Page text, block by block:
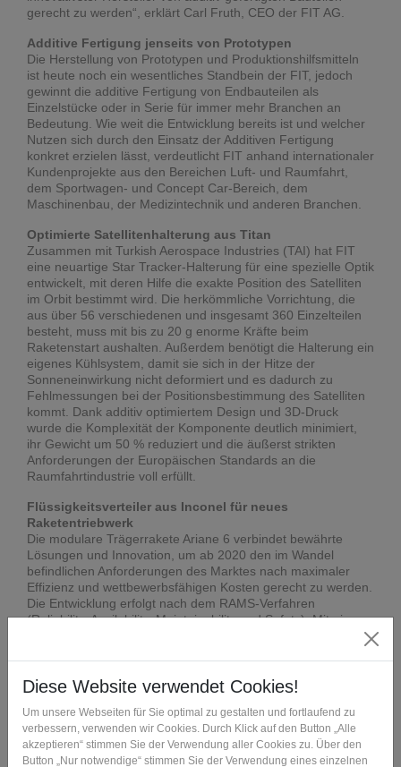
gerecht zu werden“, erklärt Carl Fruth, CEO der FIT AG.
Additive Fertigung jenseits von Prototypen
Die Herstellung von Prototypen und Produktionshilfsmitteln
ist heute noch ein wesentliches Standbein der FIT, jedoch
gewinnt die additive Fertigung von Endbauteilen als
Einzelstücke oder in Serie für immer mehr Branchen an
Bedeutung. Wie weit die Entwicklung bereits ist und welcher
Nutzen sich durch den Einsatz der Additiven Fertigung
konkret erzielen lässt, verdeutlicht FIT anhand internationaler
Kundenprojekte aus den Bereichen Luft- und Raumfahrt,
dem Sportwagen- und Concept Car-Bereich, dem
Maschinenbau, der Medizintechnik und anderen Branchen.
Optimierte Satellitenhalterung aus Titan
Zusammen mit Turkish Aerospace Industries (TAI) hat FIT
eine neuartige Star Tracker-Halterung für eine spezielle Optik
entwickelt, mit deren Hilfe die exakte Position des Satelliten
im Orbit bestimmt wird. Die herkömmliche Vorrichtung, die
aus über 56 verschiedenen und insgesamt 360 Einzelteilen
besteht, muss mit bis zu 20 g enorme Kräfte beim
Raketenstart aushalten. Außerdem benötigt die Halterung ein
eigenes Kühlsystem, damit sie sich in der Hitze der
Sonneneinwirkung nicht deformiert und es dadurch zu
Fehlmessungen bei der Positionsbestimmung des Satelliten
kommt. Dank additiv optimiertem Design und 3D-Druck
wurde die Komplexität der Komponente deutlich minimiert,
ihr Gewicht um 50 % reduziert und die äußerst strikten
Anforderungen der Europäischen Standards an die
Raumfahrtindustrie voll erfüllt.
Flüssigkeitsverteiler aus Inconel für neues
Raketentriebwerk
Die modulare Trägerrakete Ariane 6 verbindet bewährte
Lösungen und Innovation, um ab 2020 den im Wandel
befindlichen Anforderungen des Marktes nach maximaler
Effizienz und wettbewerbsfähigen Kosten gerecht zu werden.
Die Entwicklung erfolgt nach dem RAMS-Verfahren
(Reliability, Availability, Maintainability and Safety). Mit einer
des Vulcain 2-Triebwerks mit Blick auf die erwartete
Kosten der Serienfertigung im Vergleich zum Vorgänger
Ariane 5 deutlich niedriger hält.
FIT Additive Manufacturing Group zeigt Besuchern, wie